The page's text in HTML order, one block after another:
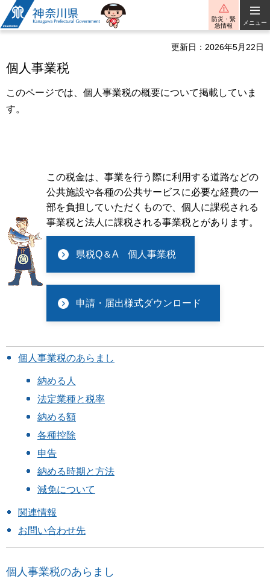
神奈川県
防災・緊
急情報
メニュー
更新日：2026年5月22日
個人事業税
このページでは、個人事業税の概要について掲載していま
す。
この税金は、事業を行う際に利用する道路などの
公共施設や各種の公共サービスに必要な経費の一
部を負担していただくもので、個人に課税される
事業税と法人に課税される事業税とがあります。
県税Q＆A 個人事業税
申請・届出様式ダウンロード
個人事業税のあらまし
納める人
法定業種と税率
納める額
各種控除
申告
納める時期と方法
減免について
関連情報
お問い合わせ先
個人事業税のあらまし